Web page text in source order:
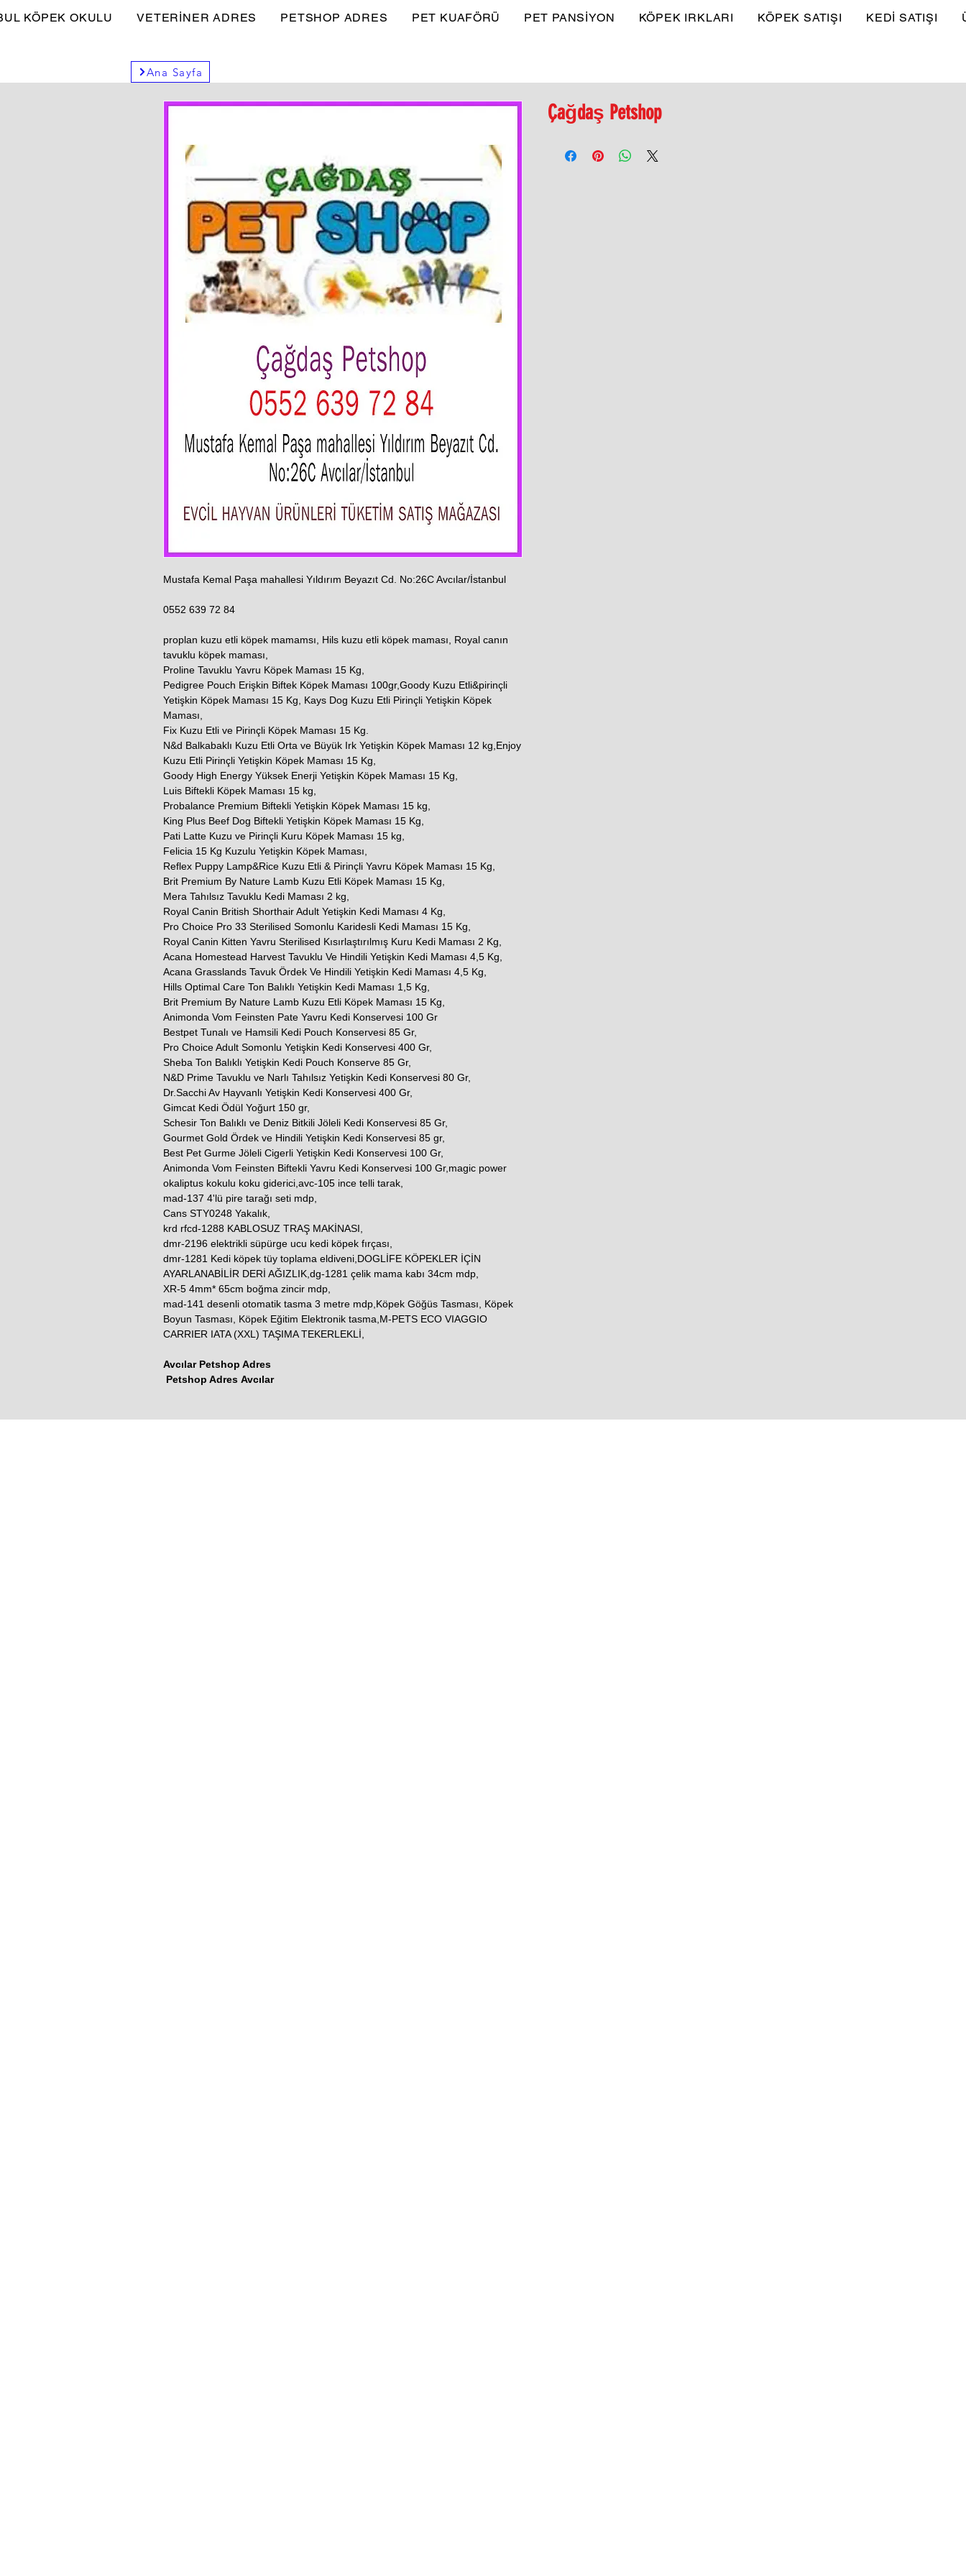
KÖPEK OKULU VETERİNER ADRES PETSHOP ADRES PET KUAFÖRÜ PET PANSİYON KÖPEK IRKLARI KÖPEK SATIŞI KEDİ SATIŞI
Ana Sayfa
Mustafa Kemal Paşa mahallesi Yıldırım Beyazıt Cd. No:26C Avcılar/İstanbul
0552 639 72 84
proplan kuzu etli köpek mamamsı, Hils kuzu etli köpek maması, Royal canın
tavuklu köpek maması,
Proline Tavuklu Yavru Köpek Maması 15 Kg,
Pedigree Pouch Erişkin Biftek Köpek Maması 100gr,Goody Kuzu Etli&pirinçli
Yetişkin Köpek Maması 15 Kg, Kays Dog Kuzu Etli Pirinçli Yetişkin Köpek
Maması,
Fix Kuzu Etli ve Pirinçli Köpek Maması 15 Kg.
N&d Balkabaklı Kuzu Etli Orta ve Büyük Irk Yetişkin Köpek Maması 12 kg,Enjoy
Kuzu Etli Pirinçli Yetişkin Köpek Maması 15 Kg,
Goody High Energy Yüksek Enerji Yetişkin Köpek Maması 15 Kg,
Luis Biftekli Köpek Maması 15 kg,
Probalance Premium Biftekli Yetişkin Köpek Maması 15 kg,
King Plus Beef Dog Biftekli Yetişkin Köpek Maması 15 Kg,
Pati Latte Kuzu ve Pirinçli Kuru Köpek Maması 15 kg,
Felicia 15 Kg Kuzulu Yetişkin Köpek Maması,
Reflex Puppy Lamp&Rice Kuzu Etli & Pirinçli Yavru Köpek Maması 15 Kg,
Brit Premium By Nature Lamb Kuzu Etli Köpek Maması 15 Kg,
Mera Tahılsız Tavuklu Kedi Maması 2 kg,
Royal Canin British Shorthair Adult Yetişkin Kedi Maması 4 Kg,
Pro Choice Pro 33 Sterilised Somonlu Karidesli Kedi Maması 15 Kg,
Royal Canin Kitten Yavru Sterilised Kısırlaştırılmış Kuru Kedi Maması 2 Kg,
Acana Homestead Harvest Tavuklu Ve Hindili Yetişkin Kedi Maması 4,5 Kg,
Acana Grasslands Tavuk Ördek Ve Hindili Yetişkin Kedi Maması 4,5 Kg,
Hills Optimal Care Ton Balıklı Yetişkin Kedi Maması 1,5 Kg,
Brit Premium By Nature Lamb Kuzu Etli Köpek Maması 15 Kg,
Animonda Vom Feinsten Pate Yavru Kedi Konservesi 100 Gr
Bestpet Tunalı ve Hamsili Kedi Pouch Konservesi 85 Gr,
Pro Choice Adult Somonlu Yetişkin Kedi Konservesi 400 Gr,
Sheba Ton Balıklı Yetişkin Kedi Pouch Konserve 85 Gr,
N&D Prime Tavuklu ve Narlı Tahılsız Yetişkin Kedi Konservesi 80 Gr,
Dr.Sacchi Av Hayvanlı Yetişkin Kedi Konservesi 400 Gr,
Gimcat Kedi Ödül Yoğurt 150 gr,
Schesir Ton Balıklı ve Deniz Bitkili Jöleli Kedi Konservesi 85 Gr,
Gourmet Gold Ördek ve Hindili Yetişkin Kedi Konservesi 85 gr,
Best Pet Gurme Jöleli Cigerli Yetişkin Kedi Konservesi 100 Gr,
Animonda Vom Feinsten Biftekli Yavru Kedi Konservesi 100 Gr,magic power
okaliptus kokulu koku giderici,avc-105 ince telli tarak,
mad-137 4'lü pire tarağı seti mdp,
Cans STY0248 Yakalık,
krd rfcd-1288 KABLOSUZ TRAŞ MAKİNASI,
dmr-2196 elektrikli süpürge ucu kedi köpek fırçası,
dmr-1281 Kedi köpek tüy toplama eldiveni,DOGLİFE KÖPEKLER İÇİN
AYARLANABİLİR DERİ AĞIZLIK,dg-1281 çelik mama kabı 34cm mdp,
XR-5 4mm* 65cm boğma zincir mdp,
mad-141 desenli otomatik tasma 3 metre mdp,Köpek Göğüs Tasması, Köpek
Boyun Tasması, Köpek Eğitim Elektronik tasma,M-PETS ECO VIAGGIO
CARRIER IATA (XXL) TAŞIMA TEKERLEKLİ,
Avcılar Petshop Adres
Petshop Adres Avcılar
Çağdaş Petshop